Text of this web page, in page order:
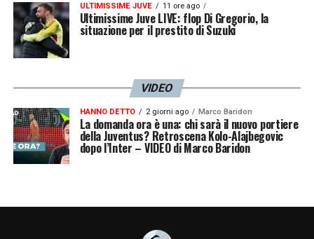
ULTIMISSIME JUVE 11 ore ago
Ultimissime Juve LIVE: flop Di Gregorio, la
situazione per il prestito di Suzuki
VIDEO
HANNO DETTO 2 giorni ago Marco Baridon
La domanda ora è una: chi sarà il nuovo portiere
della Juventus? Retroscena Kolo-Alajbegovic
dopo l’Inter – VIDEO di Marco Baridon